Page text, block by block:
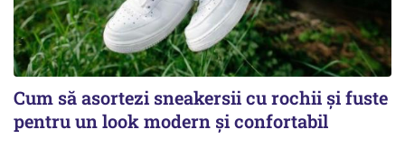
Cum să asortezi sneakersii cu rochii și fuste
pentru un look modern și confortabil